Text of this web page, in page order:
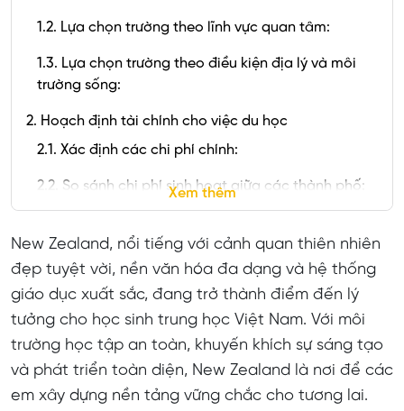
1.2. Lựa chọn trường theo lĩnh vực quan tâm:
1.3. Lựa chọn trường theo điều kiện địa lý và môi
trường sống:
2. Hoạch định tài chính cho việc du học
2.1. Xác định các chi phí chính:
2.2. So sánh chi phí sinh hoạt giữa các thành phố:
3. Đảm bảo trải nghiệm học tập an toàn và toàn
diện
3.2. Môi trường học tập đa dạng và thân thiện:
Xem thêm
New Zealand, nổi tiếng với cảnh quan thiên nhiên
đẹp tuyệt vời, nền văn hóa đa dạng và hệ thống
giáo dục xuất sắc, đang trở thành điểm đến lý
tưởng cho học sinh trung học Việt Nam. Với môi
trường học tập an toàn, khuyến khích sự sáng tạo
và phát triển toàn diện, New Zealand là nơi để các
em xây dựng nền tảng vững chắc cho tương lai.